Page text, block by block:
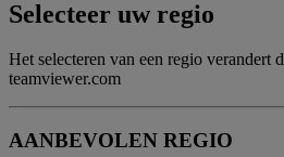
Selecteer uw regio
Het selecteren van een regio verandert
teamviewer.com
AANBEVOLEN REGIO